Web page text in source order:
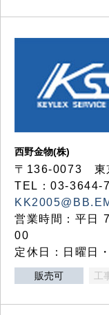
西野金物(株)
〒136-0073 東
TEL：
営業時間：平日
00
定休日：日曜日
販売可 工